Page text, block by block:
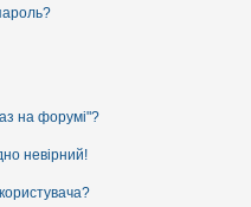
на форумі"?
невірний!